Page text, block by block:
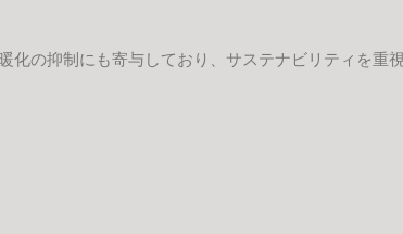
の抑制にも寄与しており、サステナビリティを重